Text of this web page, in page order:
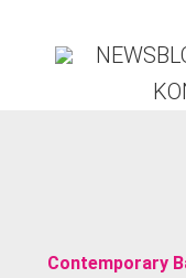
Contemporary